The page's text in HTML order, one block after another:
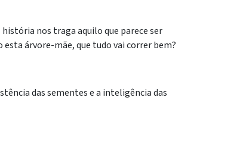
nos traga aquilo que parece ser
árvore-mãe, que tudo vai correr bem?
das sementes e a inteligência das